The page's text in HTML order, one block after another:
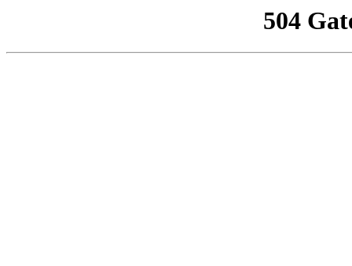
504